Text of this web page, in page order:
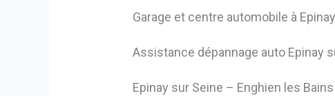
Garage et centre automobile à
Assistance dépannage auto Epinay
Epinay sur Seine – Enghien les